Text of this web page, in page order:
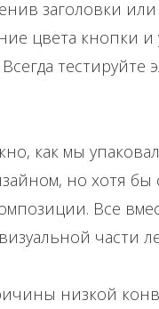
заголовки
цвета кнопки
тестируйте
как мы
но хотя бы
Все
части
низкой